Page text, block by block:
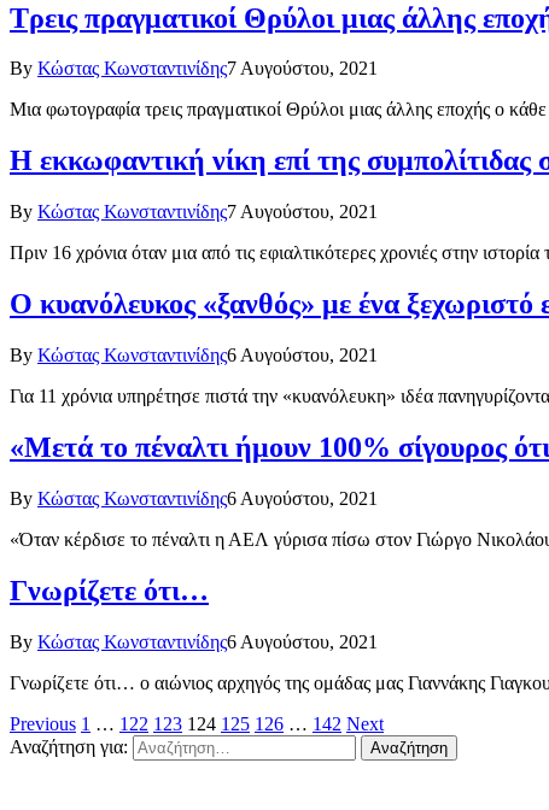
Τρεις πραγματικοί Θρύλοι μιας άλλης
By Κώστας Κωνσταντινίδης7 Αυγούστου, 2021
Μια φωτογραφία τρεις πραγματικοί Θρύλοι μιας άλλης εποχής ο
Η εκκωφαντική νίκη επί της συμπολίτιδας
By Κώστας Κωνσταντινίδης7 Αυγούστου, 2021
Πριν 16 χρόνια όταν μια από τις εφιαλτικότερες χρονιές στην
Ο κυανόλευκος «ξανθός» με ένα ξεχωριστό
By Κώστας Κωνσταντινίδης6 Αυγούστου, 2021
Για 11 χρόνια υπηρέτησε πιστά την «κυανόλευκη» ιδέα
«Μετά το πέναλτι ήμουν 100% σίγουρος
By Κώστας Κωνσταντινίδης6 Αυγούστου, 2021
«Όταν κέρδισε το πέναλτι η ΑΕΛ γύρισα πίσω στον Γιώργο
Γνωρίζετε ότι…
By Κώστας Κωνσταντινίδης6 Αυγούστου, 2021
Γνωρίζετε ότι… ο αιώνιος αρχηγός της ομάδας μας Γιαννάκης
Previous 1 … 122 123 124 125 126 … 142 Next
Αναζήτηση για: